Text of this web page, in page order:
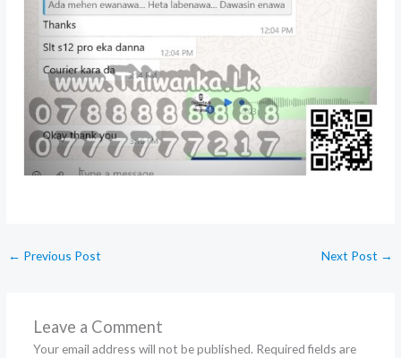
← Previous Post Next Post →
Leave a Comment
Your email address will not be published. Required fields are